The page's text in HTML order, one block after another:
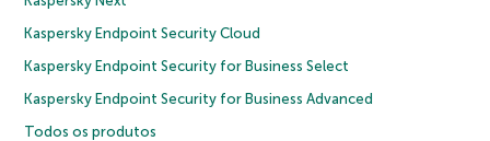
Kaspersky Endpoint Security Cloud
Kaspersky Endpoint Security for Business Select
Kaspersky Endpoint Security for Business Advanced
Todos os produtos